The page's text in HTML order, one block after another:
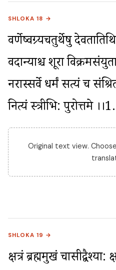
SHLOKA 18 →
वर्णेष्वग्र्यचतुर्थेषु
वदान्याश्च शूरा
नरास्सर्वे धर्मं सत्यं च
नित्यं स्त्रीभि: पुरोत्तमे
Original text view.
SHLOKA 19 →
क्षत्रं ब्रह्ममुखं चासीद्वैश्या: